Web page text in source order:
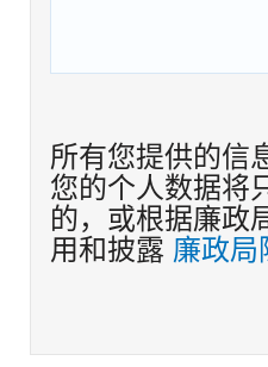
所有您提供的信
您的个人数据将
的，或根据廉政
用和披露 廉政局